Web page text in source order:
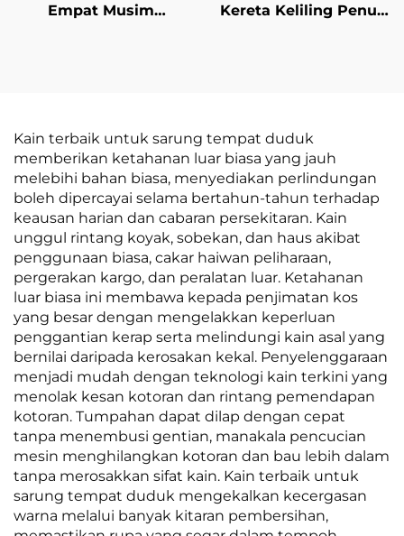
Empat Musim
Kereta Keliling Penuh
Kain terbaik untuk sarung tempat duduk
memberikan ketahanan luar biasa yang jauh
melebihi bahan biasa, menyediakan perlindungan
boleh dipercayai selama bertahun-tahun terhadap
keausan harian dan cabaran persekitaran. Kain
unggul rintang koyak, sobekan, dan haus akibat
penggunaan biasa, cakar haiwan peliharaan,
pergerakan kargo, dan peralatan luar. Ketahanan
luar biasa ini membawa kepada penjimatan kos
yang besar dengan mengelakkan keperluan
penggantian kerap serta melindungi kain asal yang
bernilai daripada kerosakan kekal. Penyelenggaraan
menjadi mudah dengan teknologi kain terkini yang
menolak kesan kotoran dan rintang pemendapan
kotoran. Tumpahan dapat dilap dengan cepat
tanpa menembusi gentian, manakala pencucian
mesin menghilangkan kotoran dan bau lebih dalam
tanpa merosakkan sifat kain. Kain terbaik untuk
sarung tempat duduk mengekalkan kecergasan
warna melalui banyak kitaran pembersihan,